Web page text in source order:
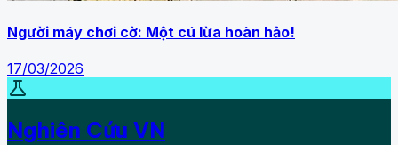
Người máy chơi cờ: Một cú lừa hoàn hảo!
17/03/2026
science
Nghiên Cứu VN